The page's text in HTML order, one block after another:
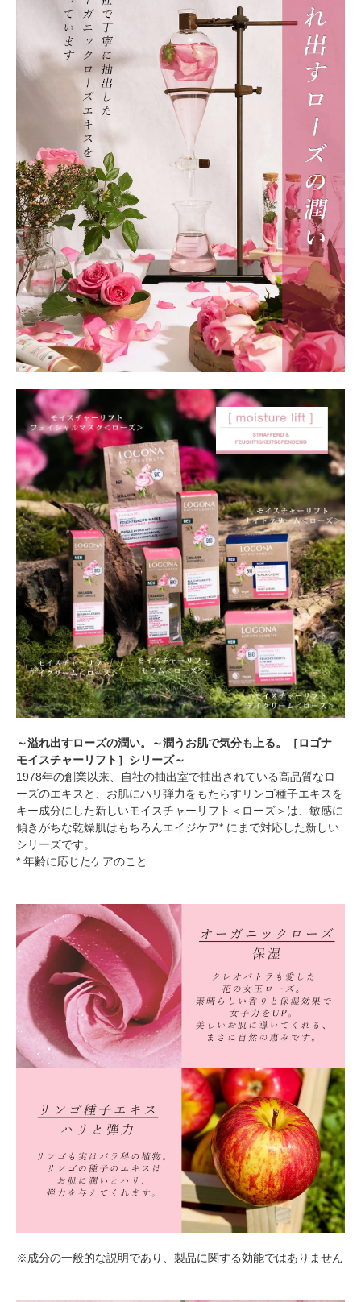
～溢れ出すローズの潤い。～潤うお肌で気分も上る。［ロゴナ
モイスチャーリフト］シリーズ～
1978年の創業以来、自社の抽出室で抽出されている高品質なロ
ーズのエキスと、お肌にハリ弾力をもたらすリンゴ種子エキスを
キー成分にした新しいモイスチャーリフト＜ローズ＞は、敏感に
傾きがちな乾燥肌はもちろんエイジケア* にまで対応した新しい
シリーズです。
* 年齢に応じたケアのこと
※成分の一般的な説明であり、製品に関する効能ではありません